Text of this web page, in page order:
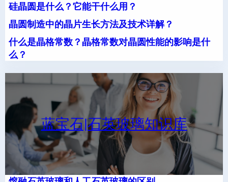
硅晶圆是什么？它能干什么用？
晶圆制造中的晶片生长方法及技术详解？
什么是晶格常数？晶格常数对晶圆性能的影响是什
么？
蓝宝石|石英玻璃知识库